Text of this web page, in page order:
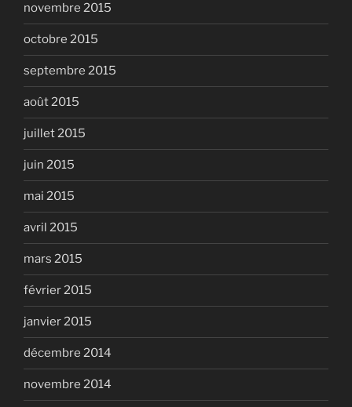
novembre 2015
octobre 2015
septembre 2015
août 2015
juillet 2015
juin 2015
mai 2015
avril 2015
mars 2015
février 2015
janvier 2015
décembre 2014
novembre 2014